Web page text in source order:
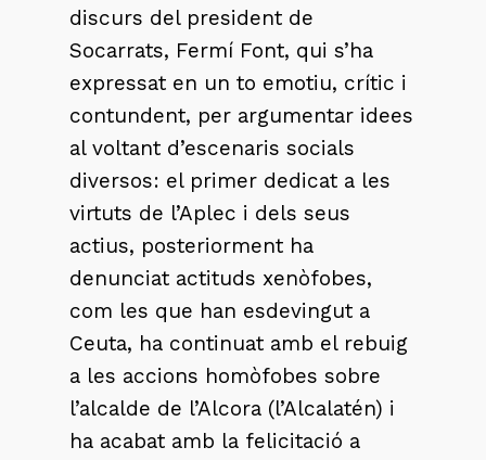
discurs del president de
Socarrats, Fermí Font, qui s’ha
expressat en un to emotiu, crític i
contundent, per argumentar idees
al voltant d’escenaris socials
diversos: el primer dedicat a les
virtuts de l’Aplec i dels seus
actius, posteriorment ha
denunciat actituds xenòfobes,
com les que han esdevingut a
Ceuta, ha continuat amb el rebuig
a les accions homòfobes sobre
l’alcalde de l’Alcora (l’Alcalatén) i
ha acabat amb la felicitació a